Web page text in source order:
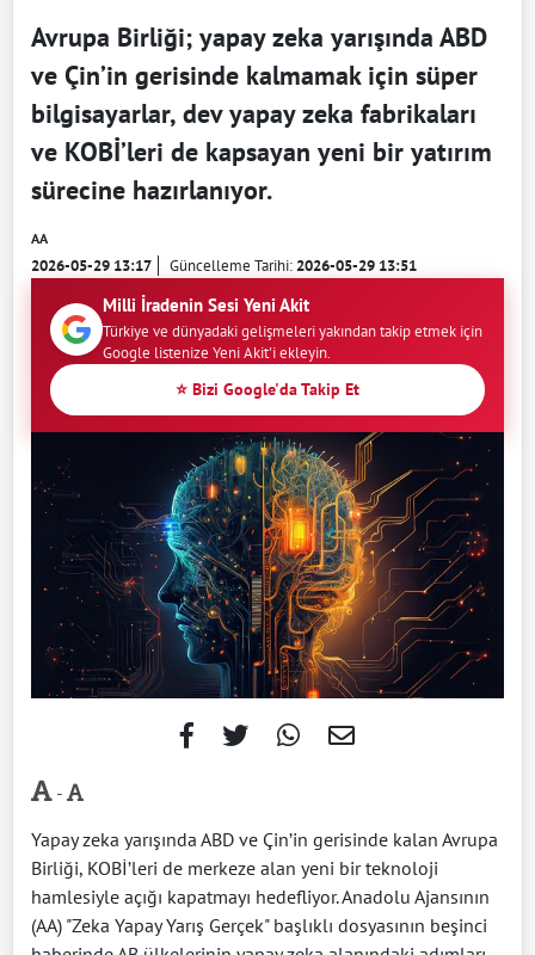
Avrupa Birliği; yapay zeka yarışında ABD
ve Çin’in gerisinde kalmamak için süper
bilgisayarlar, dev yapay zeka fabrikaları
ve KOBİ’leri de kapsayan yeni bir yatırım
sürecine hazırlanıyor.
AA
2026-05-29 13:17 Güncelleme Tarihi:2026-05-29 13:51
Milli İradenin Sesi Yeni Akit
Türkiye ve dünyadaki gelişmeleri yakından takip etmek için
Google listenize Yeni Akit'i ekleyin.
⭐ Bizi Google'da Takip Et
-
Yapay zeka yarışında ABD ve Çin’in gerisinde kalan Avrupa
Birliği, KOBİ’leri de merkeze alan yeni bir teknoloji
hamlesiyle açığı kapatmayı hedefliyor. Anadolu Ajansının
(AA) "Zeka Yapay Yarış Gerçek" başlıklı dosyasının beşinci